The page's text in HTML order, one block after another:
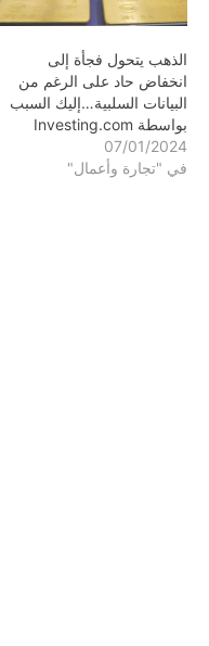
الذهب يتحول فجأة إلى
انخفاض حاد على الرغم من
البيانات السلبية…إليك السبب
بواسطة Investing.com
07/01/2024
في "تجارة وأعمال"